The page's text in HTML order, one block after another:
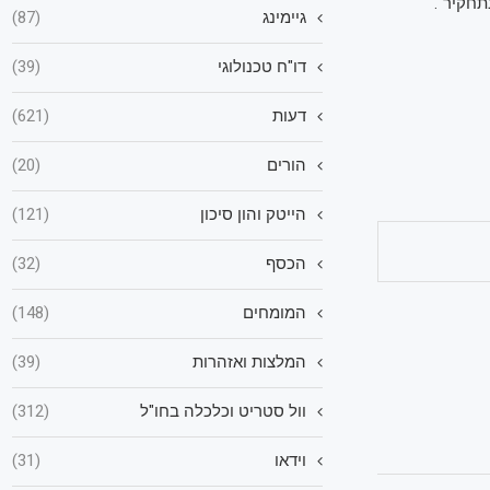
גיימינג (87)
דו"ח טכנולוגי (39)
דעות (621)
הורים (20)
הייטק והון סיכון (121)
הכסף (32)
המומחים (148)
המלצות ואזהרות (39)
וול סטריט וכלכלה בחו"ל (312)
וידאו (31)